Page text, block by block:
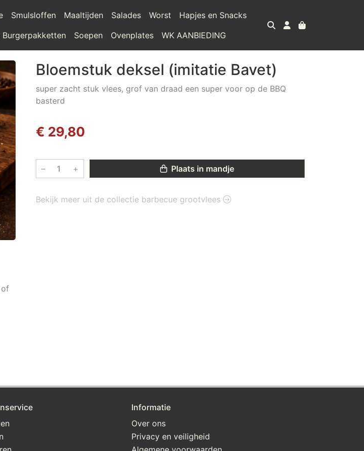
Smulsloffen Maaltijden Salades Worst
Hapjes en Snacks
Burgerpakketten Soepen Ovenplates WK AANBIEDING
of
Bloemstuk deksel (imitatie Bavet)
super zacht stuk vlees, grof van draad een super voor op de BBQ
basterd
€ 29,80
– + Plaats in mandje
Bekijk meer uit de collectie barbecue grootvlees
Informatie
Over ons
Privacy en veiligheid